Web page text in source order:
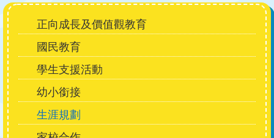
Main
navigation
正向成長及價值觀教育
國民教育
學生支援活動
幼小銜接
生涯規劃